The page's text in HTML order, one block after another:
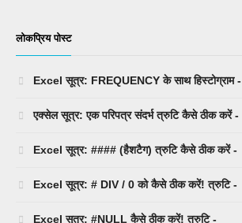
लोकप्रिय पोस्ट
Excel सूत्र: FREQUENCY के साथ हिस्टोग्राम -
एक्सेल सूत्र: एक परिपत्र संदर्भ त्रुटि कैसे ठीक करें -
Excel सूत्र: #### (हैशटैग) त्रुटि कैसे ठीक करें -
Excel सूत्र: # DIV / 0 को कैसे ठीक करें! त्रुटि -
Excel सूत्र: #NULL कैसे ठीक करें! त्रुटि -